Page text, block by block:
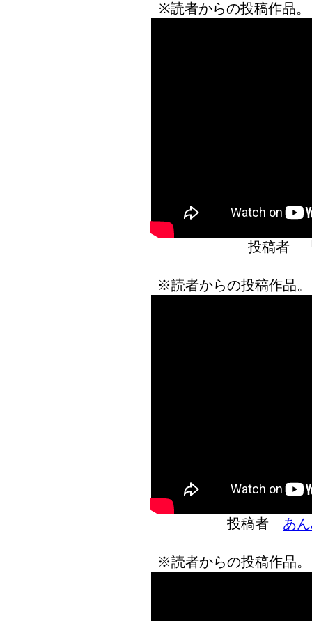
※読者からの投稿作品
投稿者
※読者からの投稿作品
投稿者 あ
※読者からの投稿作品